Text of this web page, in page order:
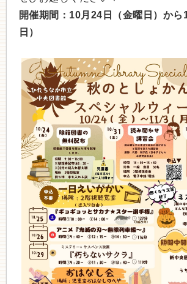
開催期間：10月24日（金曜日）から
日）